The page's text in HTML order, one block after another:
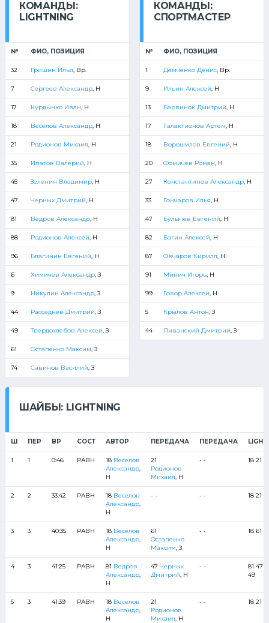
КОМАНДЫ:
LIGHTNING
№ ФИО, ПОЗИЦИЯ
32 Гришин Илья, Вр.
7 Сергеев Александр, Н
17 Курдынко Иван, Н
18 Веселов Александр, Н
21 Родионов Михаил, Н
35 Ипатов Валерий, Н
45 Зеленин Владимир, Н
47 Черных Дмитрий, Н
81 Ведров Александр, Н
88 Родионов Алексей, Н
96 Благинин Евгений, Н
6 Химичев Александр, З
9 Никулин Александр, З
44 Рассаднев Дмитрий, З
49 Твердохлебов Алексей, З
61 Остапенко Максим, З
74 Савинов Василий, З
КОМАНДЫ:
СПОРТМАСТЕР
№ ФИО, ПОЗИЦИЯ
1 Демченко Денис, Вр.
9 Ильин Алексей, Н
13 Барвинок Дмитрий, Н
17 Галактионов Артем, Н
18 Ворошилов Евгений, Н
20 Фомичев Роман, Н
27 Константинов Александр, Н
33 Гончаров Илья, Н
47 Булычев Евгений, Н
82 Багин Алексей, Н
87 Овчаров Кирилл, Н
91 Минич Игорь, Н
99 Говор Алексей, Н
5 Крылов Антон, З
44 Ливанский Дмитрий, З
ШАЙБЫ: LIGHTNING
Ш ПЕР ВР СОСТ АВТОР ПЕРЕДАЧА ПЕРЕДАЧА
1 1 0:46 РАВН 18 Веселов
Александр,
Н
21
Родионов
Михаил, Н
- - 18 21
2 2 33:42 РАВН 18 Веселов
Александр,
Н
- - - - 18 21 7
3 3 40:35 РАВН 18 Веселов
Александр,
Н
61
Остапенко
Максим, З
- - 18 61 6
4 3 41:25 РАВН 81 Ведров
Александр,
Н
47 Черных
Дмитрий, Н
- -
81 47
49
5 3 41:39 РАВН 18 Веселов
Александр,
Н
21
Родионов
Михаил, Н
- - 18 21 6